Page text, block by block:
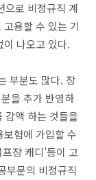
으로 비정규직 계
용할 수 있는 기
나오고 있다.
부분도 많다. 장
을 추가 반영하
감액 하는 것들을
험에 가입할 수
장 캐디’등이 고
부문의 비정규직